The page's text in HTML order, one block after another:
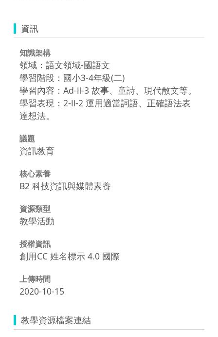
資訊
知識架構
領域：語文領域-國語文
學習階段：國小3-4年級(二)
學習內容：Ad-Ⅱ-3 故事、童詩、現代散文等。
學習表現：2-Ⅱ-2 運用適當詞語、正確語法表
達想法。
議題
資訊教育
核心素養
B2 科技資訊與媒體素養
資源類型
教學活動
授權資訊
創用CC 姓名標示 4.0 國際
上傳時間
2020-10-15
教學資源檔案連結